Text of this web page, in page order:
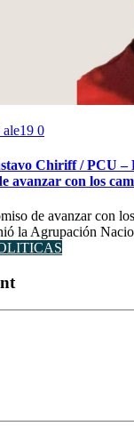
ale19 0
Chiriff / PCU –
avanzar con los
de avanzar con
la Agrupación